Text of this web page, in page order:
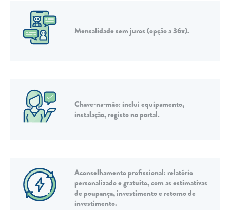
Contactos
FAQ
Blog
ROTULAGEM
JUNTE-SE A NÓS
CONTADORES ELÉTRICOS
FATURAS
Mensalidade sem juros (opção a 36x).
Chave-na-mão: inclui equipamento,
instalação, registo no portal.
Aconselhamento profissional: relatório
personalizado e gratuito, com as estimativas
de poupança, investimento e retorno de
investimento.